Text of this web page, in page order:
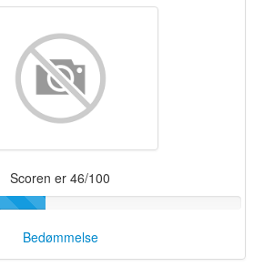
Scoren er 46/100
Bedømmelse